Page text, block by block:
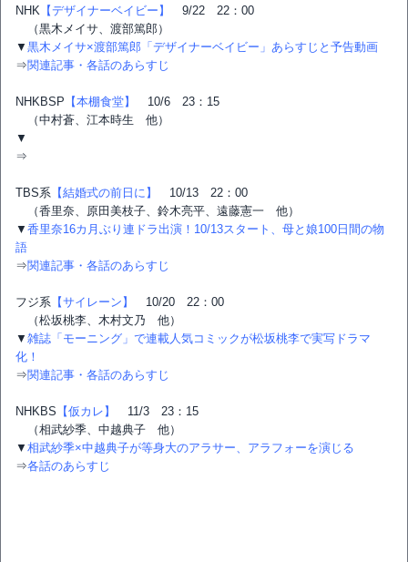
NHK 【デザイナーベイビー】
9/22 22：00
（黒木メイサ、渡部篤郎）
▼ 黒木メイサ×渡部篤郎「デザイナーベイビー」あらすじと予告動画
⇒関連記事・各話のあらすじ
NHKBSP 【本棚食堂】
10/6 23：15
（中村蒼、江本時生 他）
▼
⇒
TBS系 【結婚式の前日に】
10/13 22：00
（香里奈、原田美枝子、鈴木亮平、遠藤憲一 他）
▼ 香里奈16カ月ぶり連ドラ出演！10/13スタート、母と娘100日間の物
語
⇒関連記事・各話のあらすじ
フジ系 【サイレーン】
10/20 22：00
（松坂桃李、木村文乃 他）
▼ 雑誌「モーニング」で連載人気コミックが松坂桃李で実写ドラマ
化！
⇒関連記事・各話のあらすじ
NHKBS 【仮カレ】
11/3 23：15
（相武紗季、中越典子 他）
▼ 相武紗季×中越典子が等身大のアラサー、アラフォーを演じる
⇒各話のあらすじ